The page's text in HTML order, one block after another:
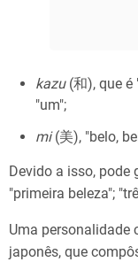
kazu(和), que é
"um";
mi(美), "belo,
Devido a isso, pode
"primeira beleza";
Uma personalidade
japonês, que